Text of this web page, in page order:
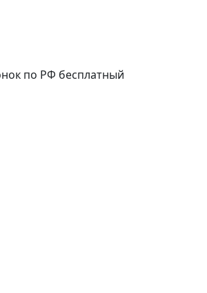
по РФ бесплатный